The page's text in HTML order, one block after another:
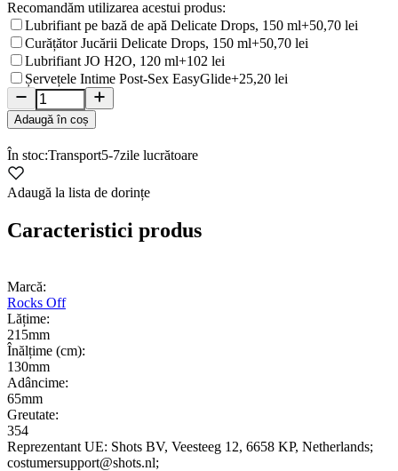
Recomandăm utilizarea acestui produs:
Lubrifiant pe bază de apă Delicate Drops, 150 ml+50,70 lei
Curățător Jucării Delicate Drops, 150 ml+50,70 lei
Lubrifiant JO H2O, 120 ml+102 lei
Șervețele Intime Post-Sex EasyGlide+25,20 lei
Adaugă în coș
În stoc:Transport5-7zile lucrătoare
Adaugă la lista de dorințe
Caracteristici produs
Marcă:
Rocks Off
Lățime:
215mm
Înălțime (cm):
130mm
Adâncime:
65mm
Greutate:
354
Reprezentant UE: Shots BV, Veesteeg 12, 6658 KP, Netherlands;
costumersupport@shots.nl;